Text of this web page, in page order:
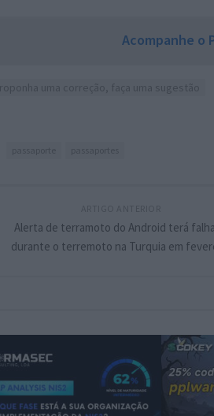
Acompanhe o
Alerta de terramoto do Android terá
durante o terremoto na Turquia em